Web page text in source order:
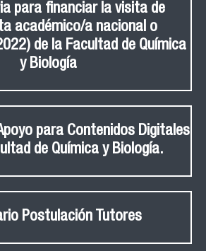
para financiar la visita de
académico/a nacional o
de la Facultad de Química
y Biología
para Contenidos Digitales
de Química y Biología.
Postulación Tutores